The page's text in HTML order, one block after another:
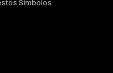
Símbolos